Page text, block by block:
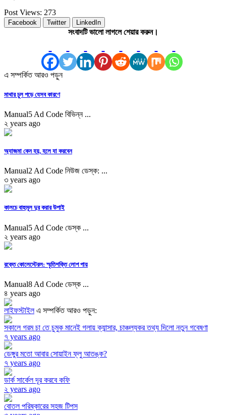
Post Views: 273
Facebook Twitter LinkedIn
সংবাদটি ভালো লাগলে শেয়ার করুন।
এ সম্পর্কিত আরও পড়ুন
মাথার চুল পড়ে যেসব কারণে
Manual5 Ad Code বিভিন্ন ...
২ years ago
অ্যাজমা কেন হয়, হলে যা করবেন
Manual2 Ad Code নিউজ ডেস্ক: ...
৩ years ago
কালচে বাহুমূল দুর করার উপাই
Manual5 Ad Code ডেস্ক ...
২ years ago
রক্তে কোলেস্টেরল: স্মৃতিশক্তি লোপ পায়
Manual8 Ad Code ডেস্ক ...
৪ years ago
লাইফস্টাইলএ সম্পর্কিত আরও পড়ুন:
সকালে গরম চা তে চুমুক মানেই গলায় ক্যান্সার, চাঞ্চল্যকর তথ্য দিলো নতুন গবেষণা
৭ years ago
ডেঙ্গুর মতো আবার সোয়াইন ফ্লু আতঙ্ক?
৭ years ago
ডার্ক সার্কেল দূর করবে কফি
২ years ago
বোতল পরিষ্কারের সহজ টিপস